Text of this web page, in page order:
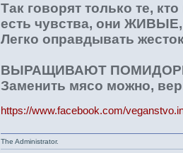
Так говорят только те,
есть чувства, они
Легко оправдывать
ВЫРАЩИВАЮТ
Заменить мясо можно,
https://www.facebook.com/
The Administrator.